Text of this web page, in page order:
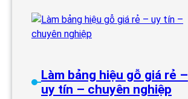
Làm bảng hiệu gỗ giá rẻ
Làm bảng hiệu gỗ giá rẻ –
uy tín – chuyên nghiệp